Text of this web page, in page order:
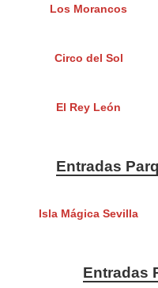
Los Morancos
Circo del Sol
El Rey León
Entradas
Isla Mágica Sevilla
Entradas